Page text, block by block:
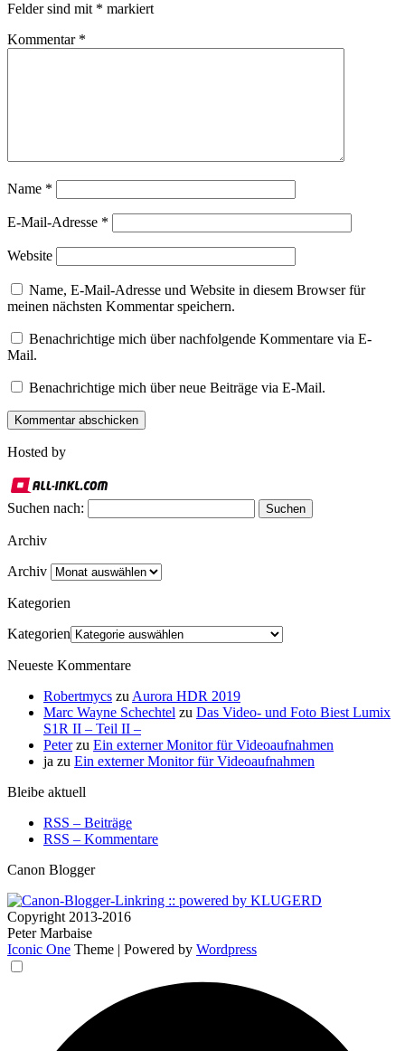
Felder sind mit * markiert
Kommentar *
Name *
E-Mail-Adresse *
Website
Name, E-Mail-Adresse und Website in diesem Browser für
meinen nächsten Kommentar speichern.
Benachrichtige mich über nachfolgende Kommentare via E-
Mail.
Benachrichtige mich über neue Beiträge via E-Mail.
Hosted by
Suchen nach:
Archiv
Archiv
Kategorien
Kategorien
Neueste Kommentare
Robertmycs zu Aurora HDR 2019
Marc Wayne Schechtel zu Das Video- und Foto Biest Lumix
S1R II – Teil II –
Peterzu Ein externer Monitor für Videoaufnahmen
ja zu Ein externer Monitor für Videoaufnahmen
Bleibe aktuell
RSS – Beiträge
RSS – Kommentare
Canon Blogger
Copyright 2013-2016
Peter Marbaise
Iconic One Theme | Powered by Wordpress